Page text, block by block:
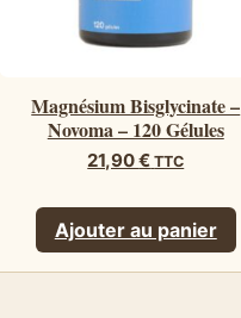
Magnésium Bisglycinate –
Novoma – 120 Gélules
21,90€ TTC
Ajouter au panier